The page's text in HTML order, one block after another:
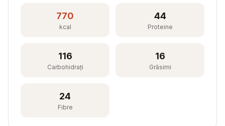
770
kcal
44
Proteine
116
Carbohidrați
16
Grăsimi
24
Fibre